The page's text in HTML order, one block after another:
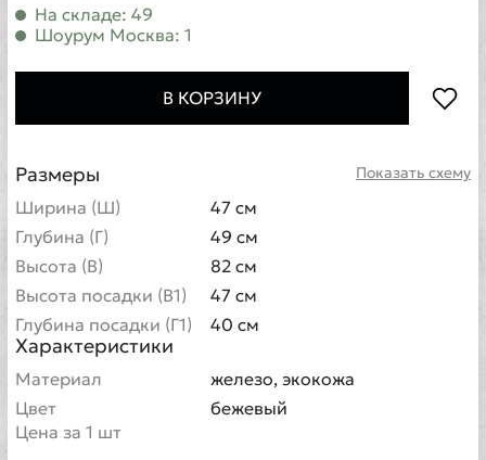
На складе: 49
Шоурум Москва: 1
В КОРЗИНУ
Показать схему
Размеры
Ширина (Ш)
47 см
Глубина (Г)
49 см
Высота (В)
82 см
Высота посадки (В1)
47 см
Глубина посадки (Г1)
40 см
Характеристики
Материал
железо, экокожа
Цвет
бежевый
Цена за 1 шт